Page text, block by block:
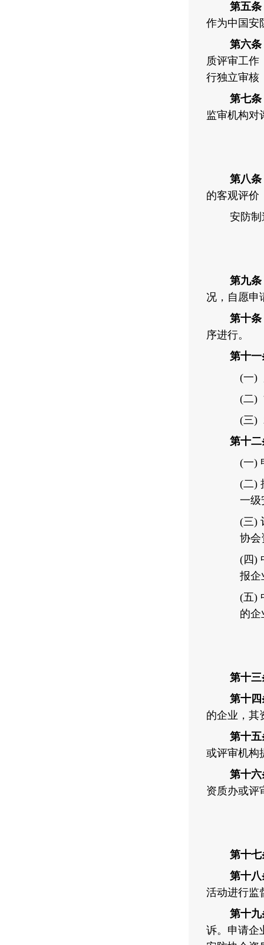
第五条
作为中国安
第六条
质评审工作
行独立审核
第七条
监审机构对
第八条
的客观评价
安防
第九条
况，自愿申
第十条
序进行。
第十一
(一)
(二)
(三)
第十二
(一)
(二)
一级
(三)
协会
(四)
报企
(五)
的企
第十三
第十四
的企业，其
第十五
或评审机构
第十六
资质办或评
第十七
第十八
活动进行监
第十九
诉。申请企